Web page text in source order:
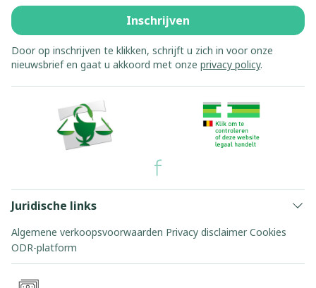
Inschrijven
Door op inschrijven te klikken, schrijft u zich in voor onze
nieuwsbrief en gaat u akkoord met onze privacy policy.
Juridische links
Algemene verkoopsvoorwaarden Privacy disclaimer Cookies
ODR-platform